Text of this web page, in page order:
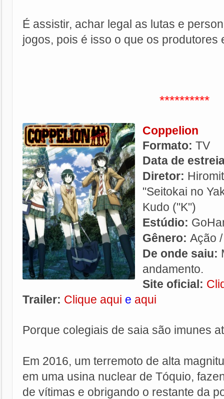
É assistir, achar legal as lutas e
jogos, pois é isso o que os produtores
**********
Coppelion
Formato: TV
Data de
Diretor:
"Seitokai no
Kudo ("K")
Estúdio:
Gênero: Ação
De onde saiu:
andamento.
Site oficial:
Trailer: Clique aqui e aqui
Porque colegiais de saia são imunes
Em 2016, um terremoto de alta
em uma usina nuclear de Tóquio,
de vítimas e obrigando o restante da